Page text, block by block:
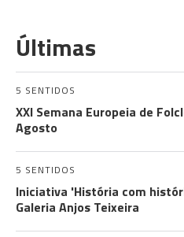
Últimas
5 SENTIDOS
XXI Semana Europeia de
Agosto
5 SENTIDOS
Iniciativa 'História com
Galeria Anjos Teixeira